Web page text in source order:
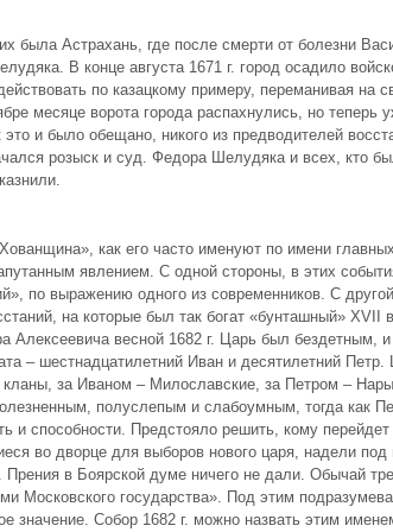
была Астрахань, где после смерти от болезни
В конце августа 1671 г. город осадило
по казацкому примеру, переманивая на
месяце ворота города распахнулись, но теперь
и было обещано, никого из предводителей
розыск и суд. Федора Шелудяка и всех, кто
как его часто именуют по имени
явлением. С одной стороны, в этих
по выражению одного из современников. С
на которые был так богат «бунташный» XVII
Алексеевича весной 1682 г. Царь был бездетным,
– шестнадцатилетний Иван и десятилетний Петр.
кланы, за Иваном – Милославские, за Петром –
полуслепым и слабоумным, тогда как
и способности. Предстояло решить, кому
во дворце для выборов нового царя, надели под
в Боярской думе ничего не дали. Обычай
Московского государства». Под этим
значение. Собор 1682 г. можно назвать этим